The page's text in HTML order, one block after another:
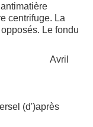
centrifuge. La
Le fondu
(d')après